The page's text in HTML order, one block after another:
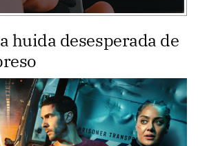
huida desesperada de